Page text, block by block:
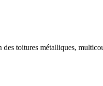
toitures métalliques,